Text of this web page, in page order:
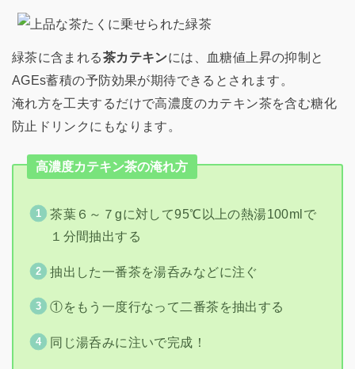
緑茶に含まれる茶カテキンには、血糖値上昇の抑制と
AGEs蓄積の予防効果が期待できるとされます。
淹れ方を工夫するだけで高濃度のカテキン茶を含む糖化
防止ドリンクにもなります。
高濃度カテキン茶の淹れ方
茶葉６～７gに対して95℃以上の熱湯100mlで
１分間抽出する
抽出した一番茶を湯呑みなどに注ぐ
①をもう一度行なって二番茶を抽出する
同じ湯呑みに注いで完成！